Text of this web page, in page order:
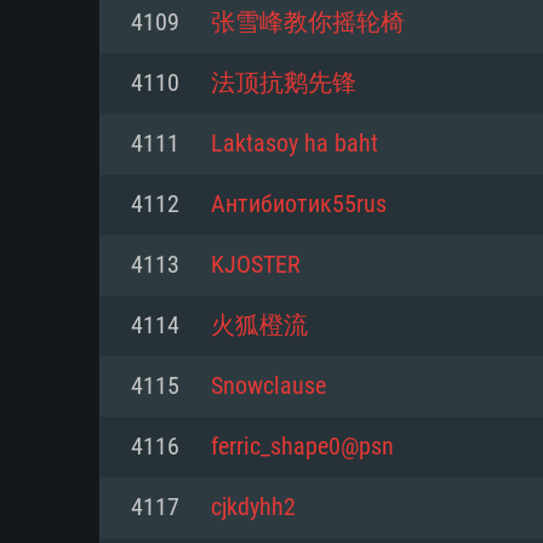
Mínimo
77XX / NVIDIA GeForce GTX
mínima suportada: 720p
Network: Internet de banda larga.
Mínimo
mais recente
Processador: Core i5 2.2GHz
não suportado)
Memória: 6 GB
Placa Gráfica: Intel Iris Pro 5200
mínima suportada: 720p com
Mínimo
do Linux de 64bit
Processador: Dual-Core 2.4 GHz
Memória: 4 GB
Placa Gráfica: NVIDIA 660 com
recentes (não mais de 6
Vulkan (não mais de 6 meses);
4109 张雪峰教你摇轮椅
4110 法顶抗鹅先锋
4111 Laktasoy ha baht
4112 Антибиотик55rus
4113 KJOSTER
4114 火狐橙流
4115 Snowclause
4116 ferric_shape0@psn
4117 cjkdyhh2